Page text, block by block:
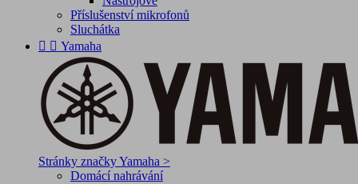
Příslušenství mikrofonů
Sluchátka
  Yamaha
Stránky značky Yamaha >
Domácí nahrávání